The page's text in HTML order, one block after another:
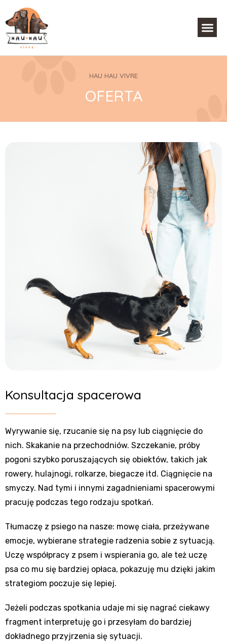
HAU HAU VIVRE
OFERTA
Konsultacja spacerowa
Wyrywanie się, rzucanie się na psy lub ciągnięcie do
nich. Skakanie na przechodniów. Szczekanie, próby
pogoni szybko poruszających się obiektów, takich jak
rowery, hulajnogi, rolkarze, biegacze itd. Ciągnięcie na
smyczy. Nad tymi i innymi zagadnieniami spacerowymi
pracuję podczas tego rodzaju spotkań.
Tłumaczę z psiego na nasze: mowę ciała, przeżywane
emocje, wybierane strategie radzenia sobie z sytuacją.
Uczę współpracy z psem i wspierania go, ale też uczę
psa co mu się bardziej opłaca, pokazuję mu dzięki jakim
strategiom poczuje się lepiej.
Jeżeli podczas spotkania udaje mi się nagrać ciekawy
fragment interpretuję go i przesyłam do bardziej
dokładnego przyjrzenia się sytuacji.